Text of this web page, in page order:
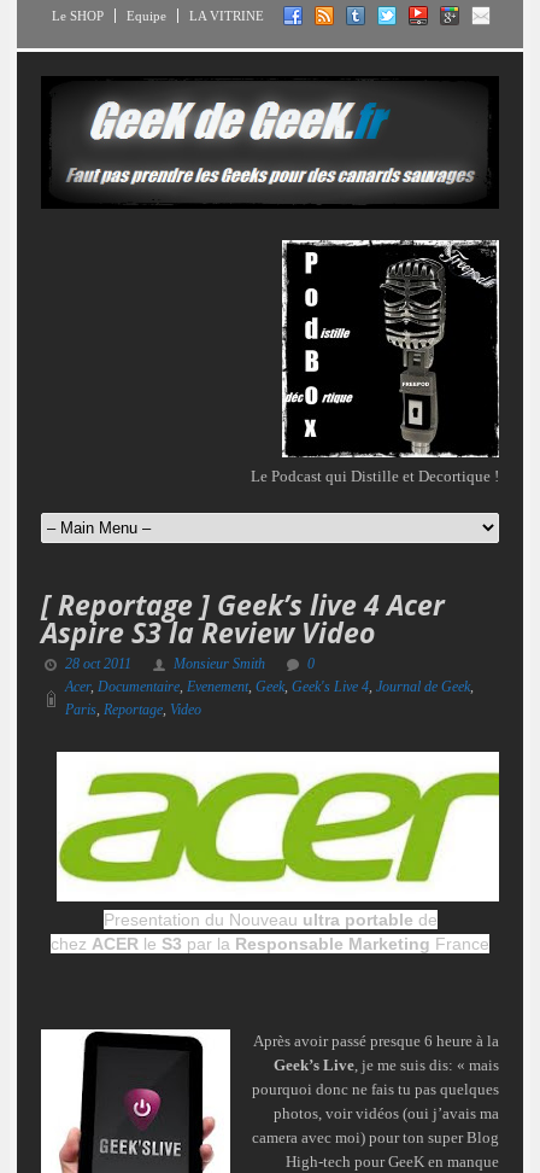
Le SHOP Equipe LA VITRINE
Le Podcast qui Distille et Decortique !
[ Reportage ] Geek’s live 4 Acer
Aspire S3 la Review Video
28 oct 2011 Monsieur Smith
0
Acer, Documentaire, Evenement, Geek, Geek's Live 4, Journal de Geek,
Paris, Reportage, Video
Presentation du Nouveau ultra portable de
chez ACER le S3 par la Responsable Marketing France
Après avoir passé presque 6 heure à la
Geek’s Live, je me suis dis: « mais
pourquoi donc ne fais tu pas quelques
photos, voir vidéos (oui j’avais ma
camera avec moi) pour ton super Blog
High-tech pour GeeK en manque